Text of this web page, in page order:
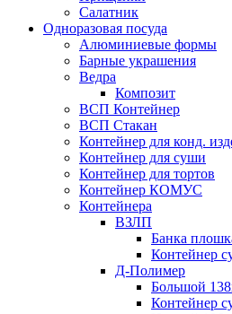
Салатник
Одноразовая посуда
Алюминиевые формы
Барные украшения
Ведра
Композит
ВСП Контейнер
ВСП Стакан
Контейнер для конд.
Контейнер для суши
Контейнер для тортов
Контейнер КОМУС
Контейнера
ВЗЛП
Банка
Контейнер
Д-Полимер
Большой
Контейнер